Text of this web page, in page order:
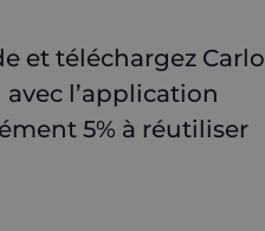
et téléchargez Carlo
avec l’application
5% à réutiliser